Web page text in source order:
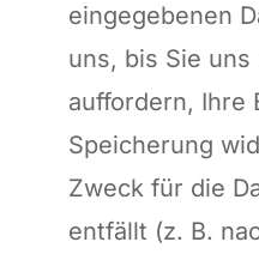
eingegebenen
uns, bis Sie
auffordern, Ihre
Speicherung
Zweck für die
entfällt (z. B.